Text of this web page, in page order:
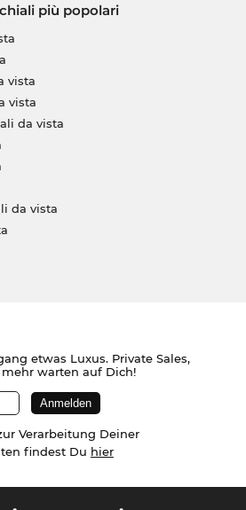
più popolari
vista
vista
da vista
da vista
etwas Luxus. Private Sales,
warten auf Dich!
Verarbeitung Deiner
findest Du hier